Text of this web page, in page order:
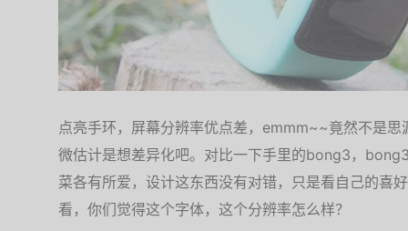
点亮手环，屏幕分辨率优点差，emmm~~竟然不是
微估计是想差异化吧。对比一下手里的bong3，
菜各有所爱，设计这东西没有对错，只是看自己的喜
看，你们觉得这个字体，这个分辨率怎么样？